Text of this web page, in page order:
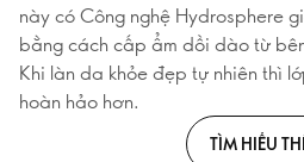
này có Công nghệ Hydrosphere
bằng cách cấp ẩm dồi dào từ
Khi làn da khỏe đẹp tự nhiên thì
hoàn hảo hơn.
TÌM HIỂU